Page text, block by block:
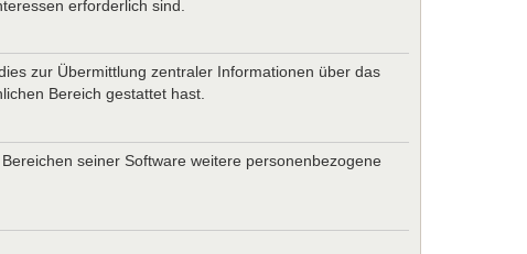
erforderlich sind.
zur Übermittlung zentraler Informationen über das
Bereich gestattet hast.
seiner Software weitere personenbezogene